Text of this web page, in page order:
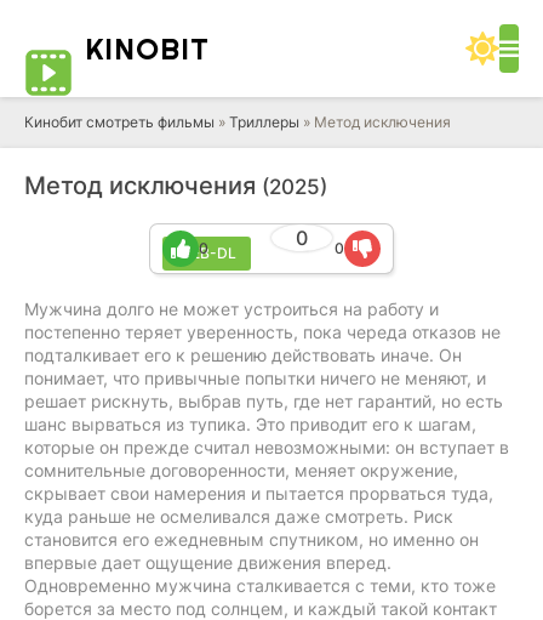
KINOBIT
Кинобит смотреть фильмы » Триллеры » Метод исключения
Метод исключения (2025)
WEB-DL
0
0 0
Мужчина долго не может устроиться на работу и
постепенно теряет уверенность, пока череда отказов не
подталкивает его к решению действовать иначе. Он
понимает, что привычные попытки ничего не меняют, и
решает рискнуть, выбрав путь, где нет гарантий, но есть
шанс вырваться из тупика. Это приводит его к шагам,
которые он прежде считал невозможными: он вступает в
сомнительные договоренности, меняет окружение,
скрывает свои намерения и пытается прорваться туда,
куда раньше не осмеливался даже смотреть. Риск
становится его ежедневным спутником, но именно он
впервые дает ощущение движения вперед.
Одновременно мужчина сталкивается с теми, кто тоже
борется за место под солнцем, и каждый такой контакт